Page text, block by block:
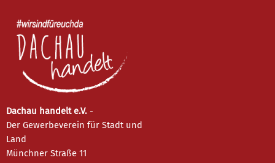
Dachau handelt e.V. -
Der Gewerbeverein für Stadt und
Land
Münchner Straße 11